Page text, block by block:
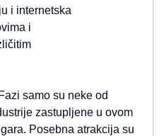
i internetska
i
samo su neke od
zastupljene u ovom
Posebna atrakcija su